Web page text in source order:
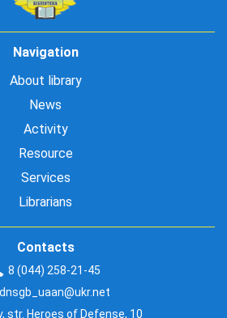
Navigation
About library
News
Activity
Resource
Services
Librarians
Contacts
8 (044) 258-21-45
dnsgb_uaan@ukr.net
str. Heroes of Defense, 10